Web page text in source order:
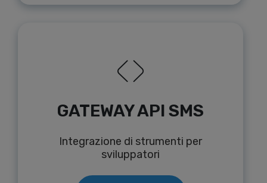
GATEWAY API SMS
Integrazione di strumenti per
sviluppatori